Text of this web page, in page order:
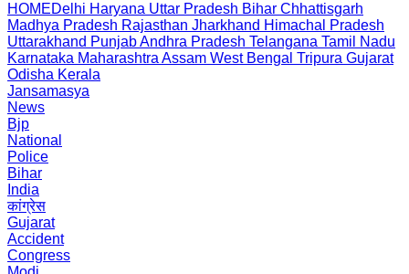
HOMEDelhi Haryana Uttar Pradesh Bihar Chhattisgarh
Madhya Pradesh Rajasthan Jharkhand Himachal Pradesh
Uttarakhand PunjabAndhra Pradesh Telangana Tamil Nadu
Karnataka Maharashtra Assam West Bengal Tripura Gujarat
Odisha Kerala
Jansamasya
News
Bjp
National
Police
Bihar
India
कांग्रेस
Gujarat
Accident
Congress